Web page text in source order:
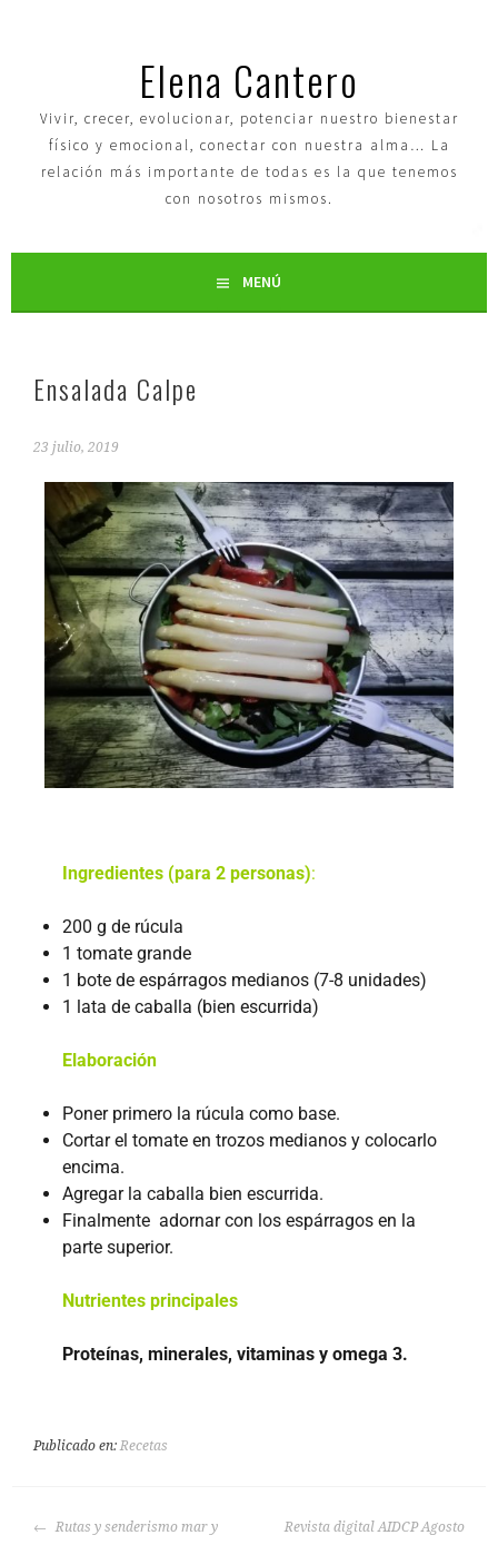
Elena Cantero
Vivir, crecer, evolucionar, potenciar nuestro bienestar
físico y emocional, conectar con nuestra alma… La
relación más importante de todas es la que tenemos
con nosotros mismos.
MENÚ
Ensalada Calpe
23 julio, 2019
Ingredientes (para 2 personas):
200 g de rúcula
1 tomate grande
1 bote de espárragos medianos (7-8 unidades)
1 lata de caballa (bien escurrida)
Elaboración
Poner primero la rúcula como base.
Cortar el tomate en trozos medianos y colocarlo
encima.
Agregar la caballa bien escurrida.
Finalmente adornar con los espárragos en la
parte superior.
Nutrientes principales
Proteínas, minerales, vitaminas y omega 3.
Publicado en:Recetas
Rutas y senderismo mar y
Revista digital AIDCP Agosto